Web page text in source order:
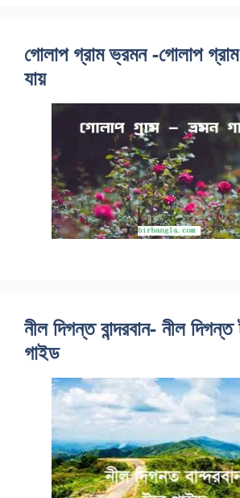
গোলাপ গ্রাম ভ্রমন -গোলাপ গ্রাম
যায়
নীল দিগন্ত বান্দরবান- নীল
গাইড